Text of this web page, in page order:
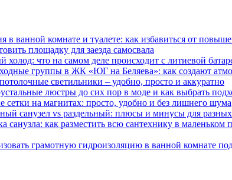
в ванной комнате и туалете: как избавиться от
площадку для заезда самосвала
холод: что на самом деле происходит с литиевой
группы в ЖК «ЮГ на Беляева»: как создают
светильники – удобно, просто и аккуратно
люстры до сих пор в моде и как выбрать
сетки на магнитах: просто, удобно и без лишнего шума
санузел vs раздельный: плюсы и минусы для
санузла: как разместить всю сантехнику в
грамотную гидроизоляцию в ванной комнате